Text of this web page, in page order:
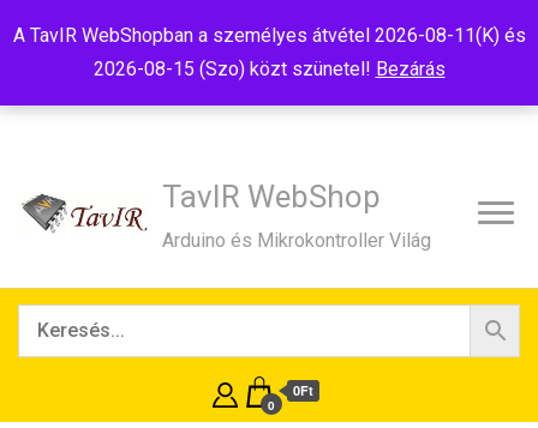
A TavIR WebShopban a személyes átvétel 2026-08-11(K) és
2026-08-15 (Szo) közt szünetel! Bezárás
TavIR WebShop
Arduino és Mikrokontroller Világ
0
0Ft